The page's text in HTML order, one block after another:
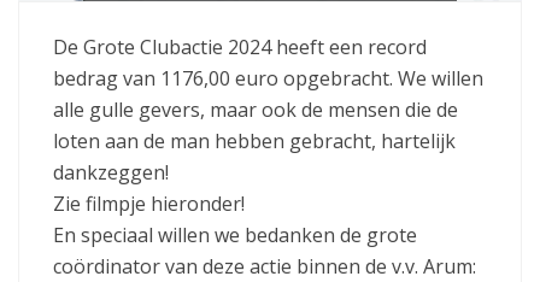
De Grote Clubactie 2024 heeft een record
bedrag van 1176,00 euro opgebracht. We willen
alle gulle gevers, maar ook de mensen die de
loten aan de man hebben gebracht, hartelijk
dankzeggen!
Zie filmpje hieronder!
En speciaal willen we bedanken de grote
coördinator van deze actie binnen de v.v. Arum: